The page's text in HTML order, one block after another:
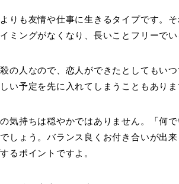
りも友情や仕事に生きるタイプです。
ミングがなくなり、長いことフリーでい
の人なので、恋人ができたとしてもい
い予定を先に入れてしまうこともありま
気持ちは穏やかではありません。「何
しょう。バランス良くお付き合いが出
るポイントですよ。